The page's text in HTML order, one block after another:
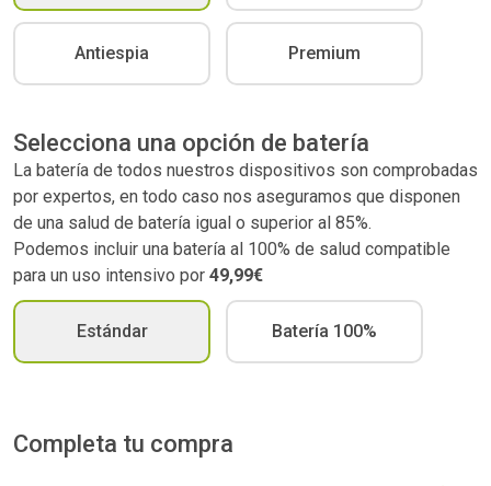
Antiespia Premium
Selecciona una opción de batería
La batería de todos nuestros dispositivos son comprobadas
por expertos, en todo caso nos aseguramos que disponen
de una salud de batería igual o superior al 85%.
Podemos incluir una batería al 100% de salud compatible
para un uso intensivo por 49,99€
Estándar Batería 100%
Completa tu compra